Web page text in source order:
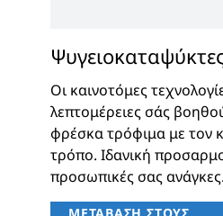
Οι καινοτόμες
λεπτομέρειες σάς
φρέσκα τρόφιμα με τον
τρόπο. Ιδανική
προσωπικές σας ανάγκες.